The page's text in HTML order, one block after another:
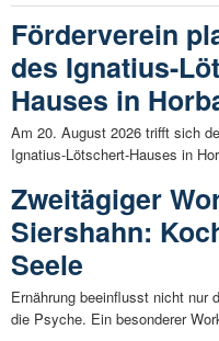
Förderverein
des Ignatius-
Hauses in
Am 20. August 2026 trifft sich
Ignatius-Lötschert-Hauses in
Zweitägiger
Siershahn:
Seele
Ernährung beeinflusst nicht nur
die Psyche. Ein besonderer